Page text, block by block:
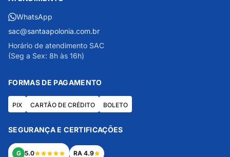
WhatsApp
sac@santaapolonia.com.br
Horário de atendimento SAC
(Seg a Sex: 8h às 16h)
FORMAS DE PAGAMENTO
PIX CARTÃO DE CRÉDITO BOLETO
SEGURANÇA E CERTIFICAÇÕES
G 5.0 RA 4.9